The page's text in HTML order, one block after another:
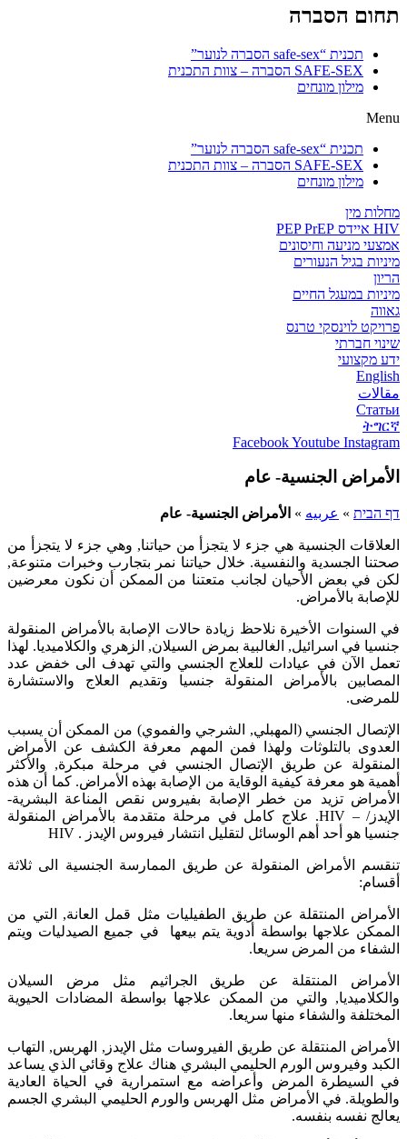
תחום הסברה
תכנית “safe-sex הסברה לנוער”
SAFE-SEX הסברה – צוות התכנית
מילון מונחים
Menu
תכנית “safe-sex הסברה לנוער”
SAFE-SEX הסברה – צוות התכנית
מילון מונחים
מחלות מין
HIV איידס PEP PrEP
אמצעי מניעה וחיסונים
מיניות בגיל הנעורים
הריון
מיניות במעגל החיים
גאווה
פרויקט לוינסקי טרנס
שינוי חברתי
ידע מקצועי
English
مقالات
Статьи
ትግርኛ
FacebookYoutube Instagram
الأمراض الجنسية- عام
דף הבית » عربيه » الأمراض الجنسية- عام
العلاقات الجنسية هي جزء لا يتجزأ من حياتنا, وهي جزء لا يتجزأ من
صحتنا الجسدية والنفسية. خلال حياتنا نمر بتجارب وخبرات متنوعة,
لكن في بعض الأحيان لجانب متعتنا من الممكن أن نكون معرضين
للإصابة بالأمراض.
في السنوات الأخيرة نلاحظ زيادة حالات الإصابة بالأمراض المنقولة
جنسيا في اسرائيل, الغالبية بمرض السيلان, الزهري والكلاميديا. لهذا
تعمل الآن في عيادات للعلاج الجنسي والتي تهدف الى خفض عدد
المصابين بالأمراض المنقولة جنسيا وتقديم العلاج والاستشارة
للمرضى.
الإتصال الجنسي (المهبلي, الشرجي والفموي) من الممكن أن يسبب
العدوى بالتلوثات ولهذا فمن المهم معرفة الكشف عن الأمراض
المنقولة عن طريق الإتصال الجنسي في مرحلة مبكرة, والأكثر
أهمية هو معرفة كيفية الوقاية من الإصابة بهذه الأمراض. كما أن هذه
الأمراض تزيد من خطر الإصابة بفيروس نقص المناعة البشرية-
الإيدز/ – HIV. علاج كامل في مرحلة متقدمة بالأمراض المنقولة
جنسيا هو أحد أهم الوسائل لتقليل انتشار فيروس الإيدز . HIV
تنقسم الأمراض المنقولة عن طريق الممارسة الجنسية الى ثلاثة
أقسام:
الأمراض المنتقلة عن طريق الطفيليات مثل قمل العانة, التي من
الممكن علاجها بواسطة أدوية يتم بيعها في جميع الصيدليات ويتم
الشفاء من المرض سريعا.
الأمراض المنتقلة عن طريق الجراثيم مثل مرض السيلان
والكلاميديا, والتي من الممكن علاجها بواسطة المضادات الحيوية
المختلفة والشفاء منها سريعا.
الأمراض المنتقلة عن طريق الفيروسات مثل الإيدز, الهربس, التهاب
الكبد وفيروس الورم الحليمي البشري هناك علاج وقائي الذي يساعد
في السيطرة المرض وأعراضه مع استمرارية في الحياة العادية
والطويلة. في الأمراض مثل الهربس والورم الحليمي البشري الجسم
يعالج نفسه بنفسه.